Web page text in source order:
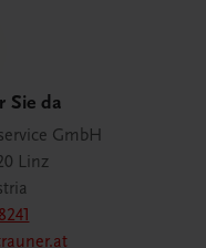
Sie da
GmbH
Linz